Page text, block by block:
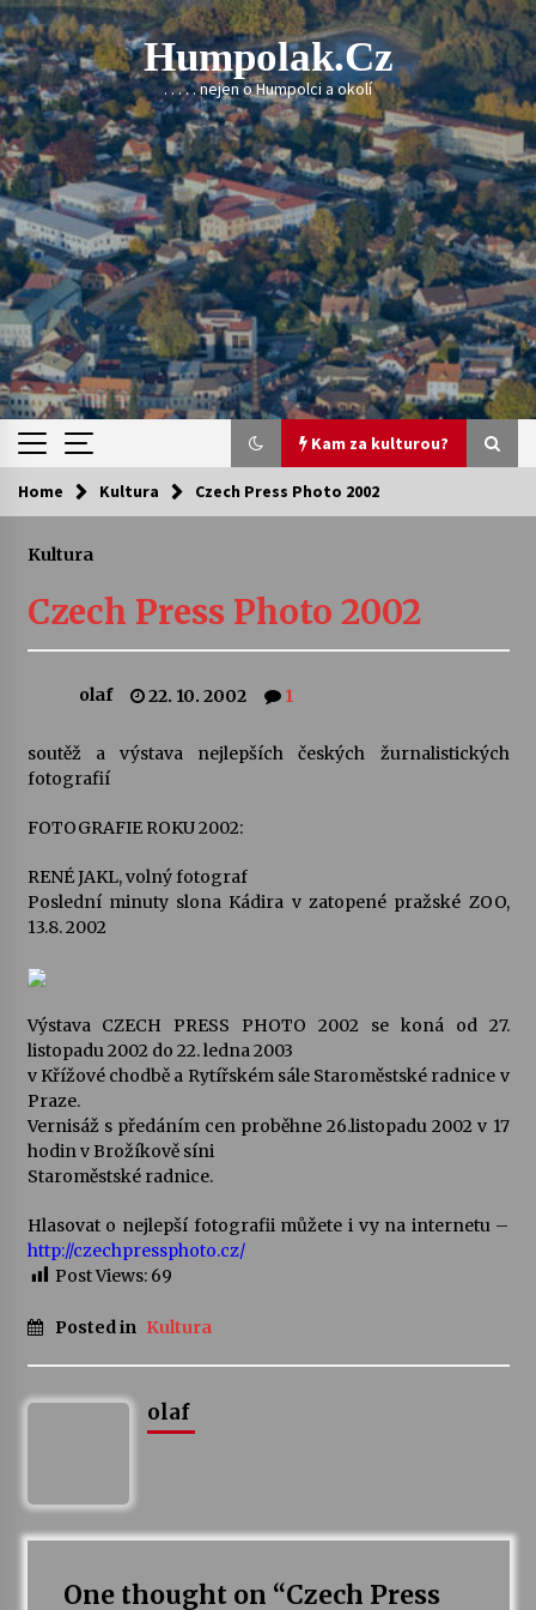
Skip
to
content
Humpolak.cz
. . . . . nejen o Humpolci a okolí
Kam za kulturou?
Kam za kulturou?
Sukuba Ensemble
4. 8. 2026
Vernisáž výstavy Josefíny Duškové: Stávám se
kapkou
30. 7. 2026
Pozvánka na integrační festival Quijotova
Letní koncerty ve Stromovce: Kolchoz a
Jenakaši
28. 7. 2026
Votavžatský ploty
23. 7. 2026
Letní koncerty ve Stromovce: Rufus Miller
22. 7. 2026
17. 7. 2026
13. 7. 2026
Home Kultura Czech Press Photo 2002
Kultura
Czech Press Photo 2002
olaf 22. 10. 2002 1
soutěž a výstava nejlepších českých žurnalistických
fotografií
FOTOGRAFIE ROKU 2002:
RENÉ JAKL, volný fotograf
Poslední minuty slona Kádira v zatopené pražské ZOO,
13.8. 2002
Výstava CZECH PRESS PHOTO 2002 se koná od 27.
listopadu 2002 do 22. ledna 2003
v Křížové chodbě a Rytířském sále Staroměstské radnice v
Praze.
Vernisáž s předáním cen proběhne 26.listopadu 2002 v 17
hodin v Brožíkově síni
Staroměstské radnice.
Hlasovat o nejlepší fotografii můžete i vy na internetu –
http://czechpressphoto.cz/
Post Views: 69
Posted in Kultura
olaf
One thought on “Czech Press